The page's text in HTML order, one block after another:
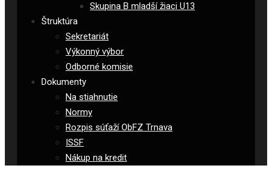
Skupina B mladší žiaci U13
Štruktúra
Sekretariát
Výkonný výbor
Odborné komisie
Dokumenty
Na stiahnutie
Normy
Rozpis súťaží ObFZ Trnava
ISSF
Nákup na kredit